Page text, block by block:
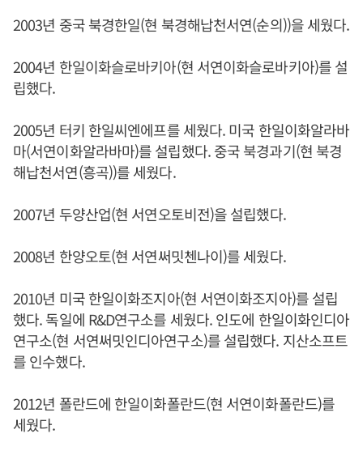
2003년 중국 북경한일(현 북경해납천서연(순의))을 세웠다.
2004년 한일이화슬로바키아(현 서연이화슬로바키아)를 설
립했다.
2005년 터키 한일씨엔에프를 세웠다. 미국 한일이화알라바
마(서연이화알라바마)를 설립했다. 중국 북경과기(현 북경
해납천서연(흥곡))를 세웠다.
2007년 두양산업(현 서연오토비전)을 설립했다.
2008년 한양오토(현 서연써밋첸나이)를 세웠다.
2010년 미국 한일이화조지아(현 서연이화조지아)를 설립
했다. 독일에 R&D연구소를 세웠다. 인도에 한일이화인디아
연구소(현 서연써밋인디아연구소)를 설립했다. 지산소프트
를 인수했다.
2012년 폴란드에 한일이화폴란드(현 서연이화폴란드)를
세웠다.